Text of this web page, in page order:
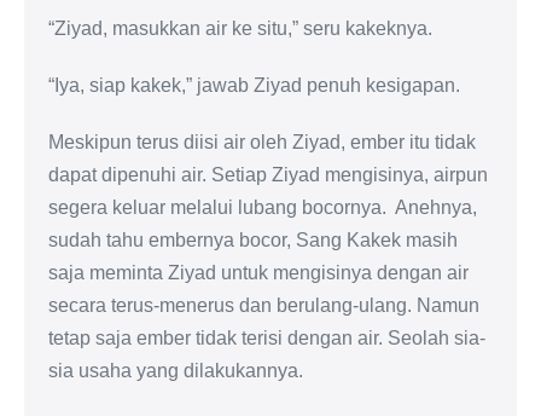
“Ziyad, masukkan air ke situ,” seru kakeknya.
“Iya, siap kakek,” jawab Ziyad penuh kesigapan.
Meskipun terus diisi air oleh Ziyad, ember itu tidak
dapat dipenuhi air. Setiap Ziyad mengisinya, airpun
segera keluar melalui lubang bocornya. Anehnya,
sudah tahu embernya bocor, Sang Kakek masih
saja meminta Ziyad untuk mengisinya dengan air
secara terus-menerus dan berulang-ulang. Namun
tetap saja ember tidak terisi dengan air. Seolah sia-
sia usaha yang dilakukannya.